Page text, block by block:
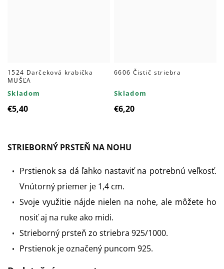
1524 Darčeková krabička
MUŠĽA
Skladom
€5,40
6606 Čistič striebra
Skladom
€6,20
STRIEBORNÝ PRSTEŇ NA NOHU
Prstienok sa dá ľahko nastaviť na potrebnú veľkosť.
Vnútorný priemer je 1,4 cm.
Svoje využitie nájde nielen na nohe, ale môžete ho
nosiť aj na ruke ako midi.
Strieborný prsteň zo striebra 925/1000.
Prstienok je označený puncom 925.